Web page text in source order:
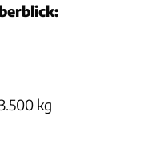
kg